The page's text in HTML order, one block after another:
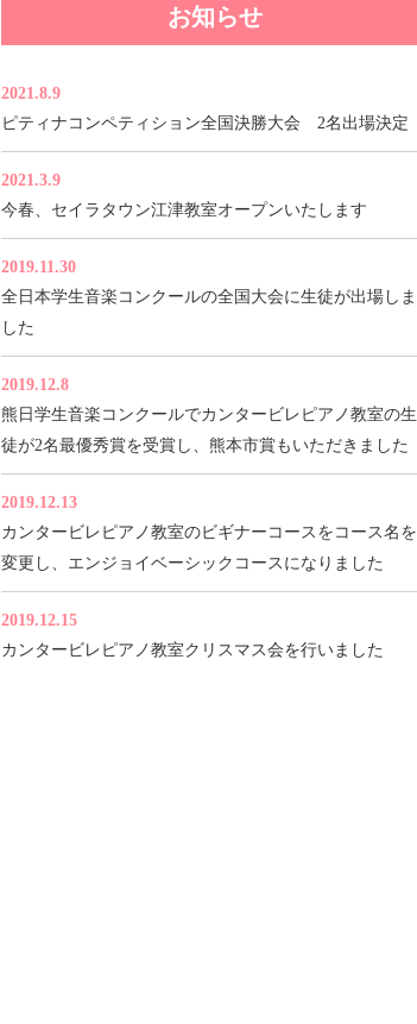
お知らせ
2021.8.9
ピティナコンペティション全国決勝大会 2名出場決定
2021.3.9
今春、セイラタウン江津教室オープンいたします
2019.11.30
全日本学生音楽コンクールの全国大会に生徒が出場しま
した
2019.12.8
熊日学生音楽コンクールでカンタービレピアノ教室の生
徒が2名最優秀賞を受賞し、熊本市賞もいただきました
2019.12.13
カンタービレピアノ教室のビギナーコースをコース名を
変更し、エンジョイベーシックコースになりました
2019.12.15
カンタービレピアノ教室クリスマス会を行いました